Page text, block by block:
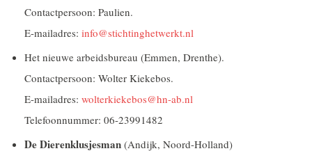
Contactpersoon: Paulien.
E-mailadres: info@stichtinghetwerkt.nl
Het nieuwe arbeidsbureau (Emmen, Drenthe).
Contactpersoon: Wolter Kiekebos.
E-mailadres: wolterkiekebos@hn-ab.nl
Telefoonnummer: 06-23991482
De Dierenklusjesman (Andijk, Noord-Holland)